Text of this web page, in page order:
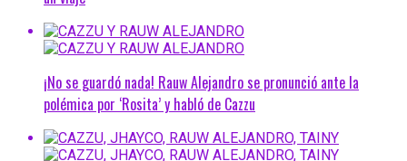
¡No se guardó nada! Rauw Alejandro se pronunció ante la
polémica por ‘Rosita’ y habló de Cazzu